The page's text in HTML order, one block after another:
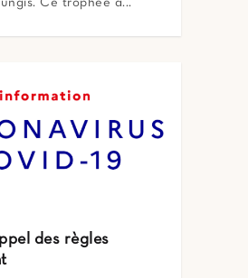
Ce trophée a...
des règles